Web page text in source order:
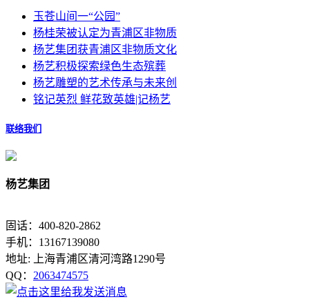
玉苍山间一“公园”
杨桂荣被认定为青浦区非物质
杨艺集团获青浦区非物质文化
杨艺积极探索绿色生态殡葬
杨艺雕塑的艺术传承与未来创
铭记英烈 鲜花致英雄|记杨艺
联络我们
杨艺集团
固话：400-820-2862
手机：13167139080
地址: 上海青浦区清河湾路1290号
QQ： 2063474575